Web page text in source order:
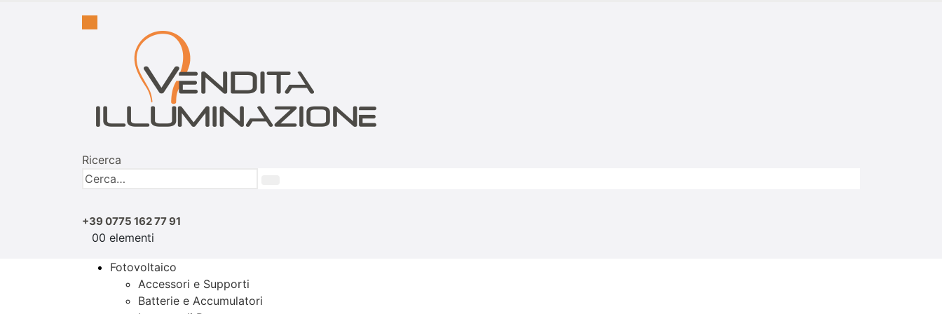
Ricerca
+39 0775 162 77 91
00 elementi
Fotovoltaico
Accessori e Supporti
Batterie e Accumulatori